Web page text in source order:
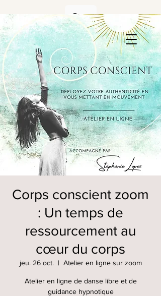
Corps conscient zoom
: Un temps de
ressourcement au
cœur du corps
jeu. 26 oct.
  |
Atelier en ligne sur zoom
Atelier en ligne de danse libre et de
guidance hypnotique